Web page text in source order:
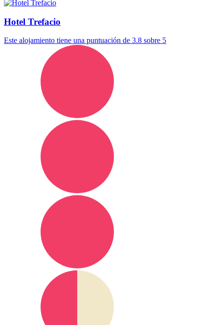
Hotel Trefacio
Este alojamiento tiene una puntuación de 3.8 sobre 5